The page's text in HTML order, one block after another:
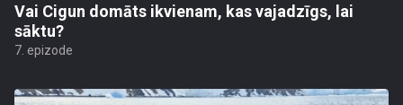
Vai Cigun domāts ikvienam, kas vajadzīgs, lai
sāktu?
7. epizode